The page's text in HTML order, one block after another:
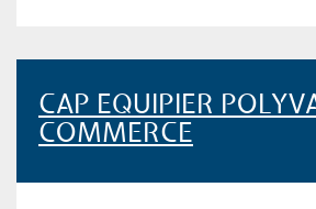
CAP EQUIPIER
COMMERCE